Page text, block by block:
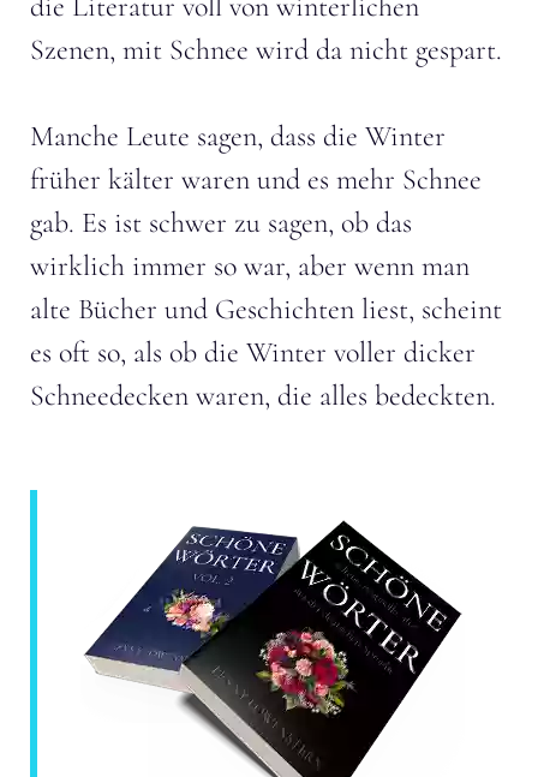
Szenen, mit Schnee wird da nicht gespart.
Manche Leute sagen, dass die Winter
früher kälter waren und es mehr Schnee
gab. Es ist schwer zu sagen, ob das
wirklich immer so war, aber wenn man
alte Bücher und Geschichten liest, scheint
es oft so, als ob die Winter voller dicker
Schneedecken waren, die alles bedeckten.